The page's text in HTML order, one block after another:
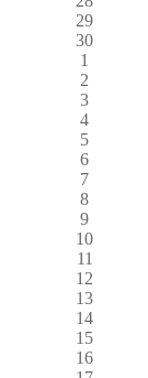
29
30
1
2
3
4
5
6
7
8
9
10
11
12
13
14
15
16